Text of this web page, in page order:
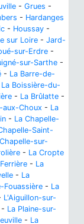
- Grues -
- Hardanges
- Houssay -
sur Loire - Jard-
sur-Erdre -
sur-Sarthe -
- La Barre-de-
La Boissière-du-
- La Brûlatte -
aux-Choux - La
- La Chapelle-
Saint-
sur-
- La Cropte
- La
- La
Fouassière - La
L'Aiguillon-sur-
- La Plaine-sur-
- La